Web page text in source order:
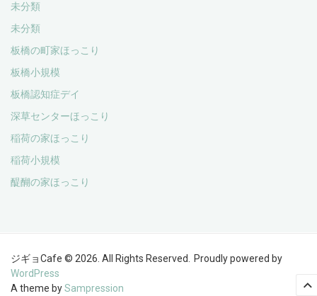
未分類
未分類
板橋の町家ほっこり
板橋小規模
板橋認知症デイ
深草センターほっこり
稲荷の家ほっこり
稲荷小規模
醍醐の家ほっこり
ジギョCafe © 2026. All Rights Reserved.
Proudly powered by
WordPress
A theme bySampression